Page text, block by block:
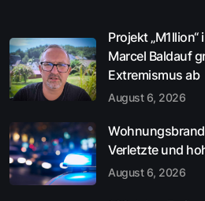
Projekt
Marcel Baldauf
Extremismus ab
August 6, 2026
Verletzte und
August 6, 2026